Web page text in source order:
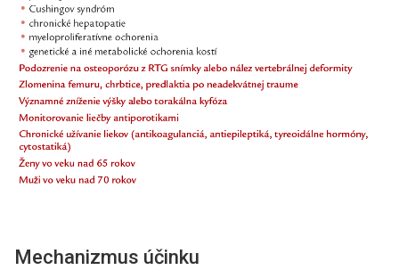
Mechanizmus účinku